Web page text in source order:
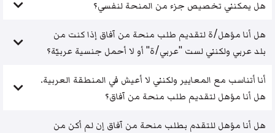
هل يمكنني تخصيص جزء من المنحة لنفسي؟
هل أنا مؤهل/ة لتقديم طلب منحة من آفاق إذا كنت من
بلد عربي ولكنني لست "عربي/ة" أو لا أحمل جنسية عربيّة؟
أنا أتناسب مع المعايير ولكنني لا أعيش في المنطقة العربية.
هل أنا مؤهل لتقديم طلب منحة من آفاق؟
هل أنا مؤهل للتقدم بطلب منحة من آفاق إن لم أكن من